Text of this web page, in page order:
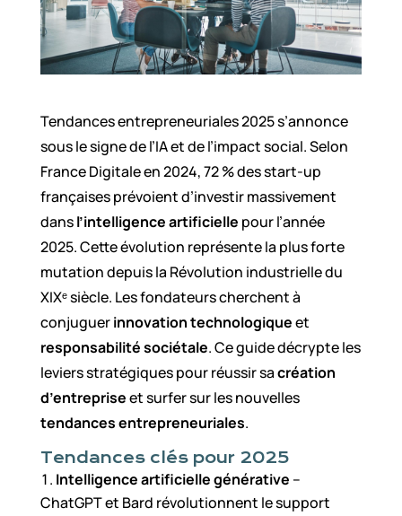
Tendances entrepreneuriales 2025 s’annonce
sous le signe de l’IA et de l’impact social. Selon
France Digitale en 2024, 72 % des start-up
françaises prévoient d’investir massivement
dansl’intelligence artificielle pour l’année
2025. Cette évolution représente la plus forte
mutation depuis la Révolution industrielle du
XIXᵉ siècle. Les fondateurs cherchent à
conjuguerinnovation technologiqueet
responsabilité sociétale. Ce guide décrypte les
leviers stratégiques pour réussir sacréation
d’entrepriseet surfer sur les nouvelles
tendances entrepreneuriales.
Tendances clés pour 2025
Intelligence artificielle générative –
ChatGPT et Bard révolutionnent le support